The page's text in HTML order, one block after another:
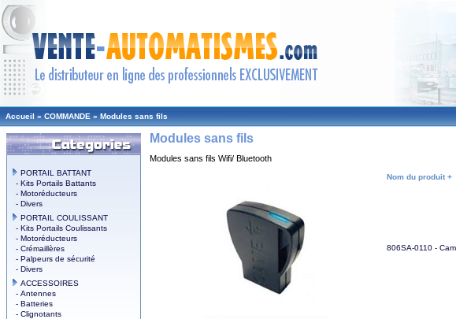
Accueil » COMMANDE » Modules sans fils
PORTAIL BATTANT
- Kits Portails Battants
- Motoréducteurs
- Divers
PORTAIL COULISSANT
- Kits Portails Coulissants
- Motoréducteurs
- Crémaillères
- Palpeurs de sécurité
- Divers
ACCESSOIRES
- Antennes
- Batteries
- Clignotants
Modules sans fils
Modules sans fils Wifi/ Bluetooth
Nom du produit +
806SA-0110 -